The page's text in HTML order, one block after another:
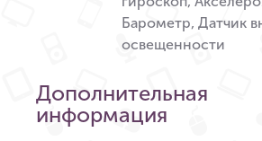
Барометр, Датчик
освещенности
Дополнительная
информация